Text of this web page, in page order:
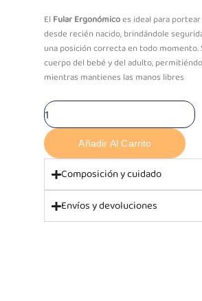
El Fular Ergonómicoes ideal para
desde recién nacido, brindándole
una posición correcta en todo momento.
cuerpo del bebé y del adulto,
mientras mantienes las manos libres
Fular
Ergonómico
–
Rosado
cantidad
Añadir Al Carrito
Composición y cuidado
Envíos y devoluciones